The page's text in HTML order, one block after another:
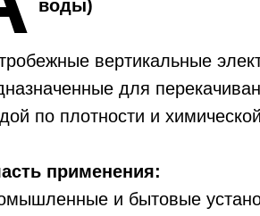
воды)
вертикальные
для
по плотности и
применения:
и бытовые